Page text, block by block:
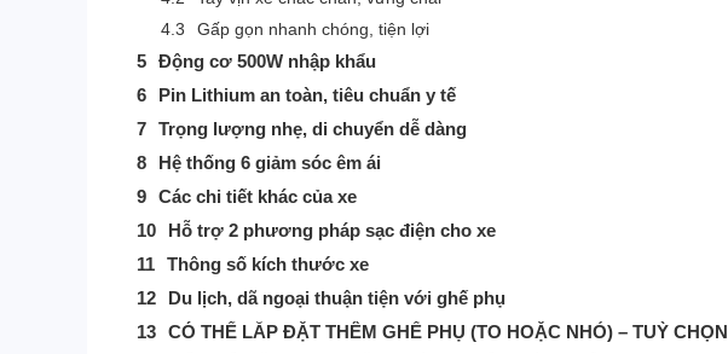
Xe lăn điện
Xe xuồng, xe điện trẻ em
Xe điện Scooter SealUP
Xe điện HONDA
Xe đạp trợ lực G-Force
Xe đạp trợ lực Coswheel
Xe đạp trợ lực Phoenix
Xe đạp trợ lực điện khác
Gấp gọn nhanh chóng, tiện lợi
Động cơ 500W nhập khẩu
Pin Lithium an toàn, tiêu chuẩn y tế
Trọng lượng nhẹ, di chuyển dễ dàng
Hệ thống 6 giảm sóc êm ái
Các chi tiết khác của xe
Hỗ trợ 2 phương pháp sạc điện cho xe
Thông số kích thước xe
Du lịch, dã ngoại thuận tiện với ghế phụ
CÓ THỂ LẮP ĐẶT THÊM GHẾ PHỤ (TO HOẶC NHỎ) – TUỲ CHỌN